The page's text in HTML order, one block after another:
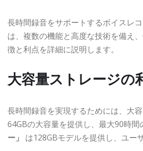
長時間録音をサポートするボイスレ
は、複数の機能と高度な技術を備え
徴と利点を詳細に説明します。
大容量ストレージの
長時間録音を実現するためには、大
64GBの大容量を提供し、最大90時間
ー」
は128GBモデルを提供し、ユー